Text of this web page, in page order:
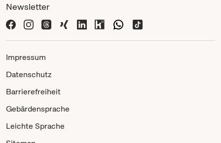
Newsletter
Impressum
Datenschutz
Barrierefreiheit
Gebärdensprache
Leichte Sprache